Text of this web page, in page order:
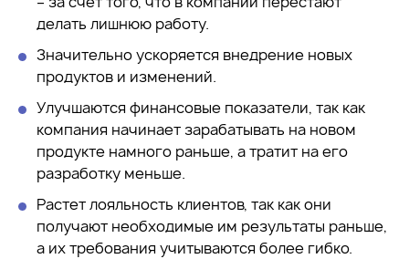
делать лишнюю работу.
Значительно ускоряется внедрение новых
продуктов и изменений.
Улучшаются финансовые показатели, так как
компания начинает зарабатывать на новом
продукте намного раньше, а тратит на его
разработку меньше.
Растет лояльность клиентов, так как они
получают необходимые им результаты раньше,
а их требования учитываются более гибко.